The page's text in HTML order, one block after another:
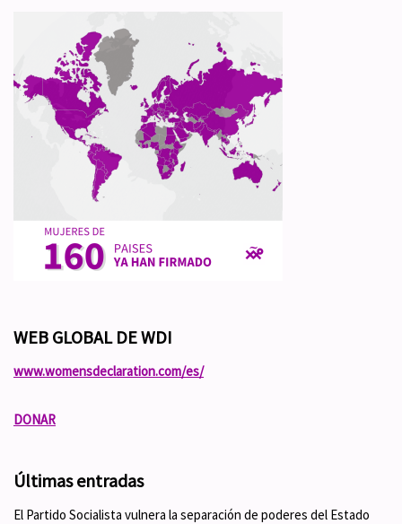
WEB GLOBAL DE WDI
www.womensdeclaration.com/es/
DONAR
Últimas entradas
El Partido Socialista vulnera la separación de poderes del Estado